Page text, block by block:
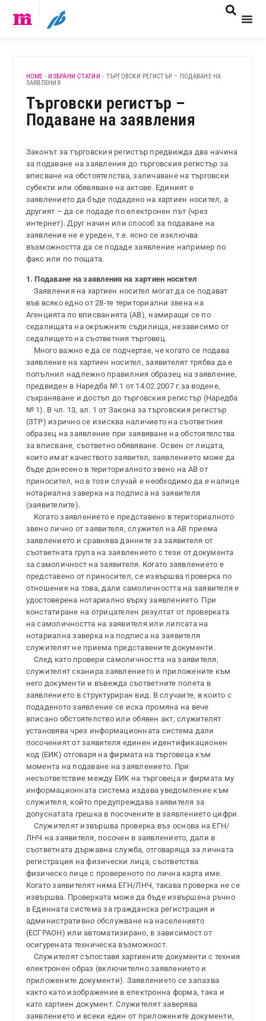
HOME - ИЗБРАНИ СТАТИИ - ТЪРГОВСКИ РЕГИСТЪР – ПОДАВАНЕ НА
ЗАЯВЛЕНИЯ
Търговски регистър –
Подаване на заявления
Законът за търговския регистър предвижда два начина
за подаване на заявления до търговския регистър за
вписване на обстоятелства, заличаване на търговски
субекти или обявяване на актове. Единият е
заявлението да бъде подадено на хартиен носител, а
другият – да се подаде по електронен път (чрез
интернет). Друг начин или способ за подаване на
заявление не е уреден, т.е. ясно се изключва
възможността да се подаде заявление например по
факс или по пощата.
1. Подаване на заявления на хартиен носител
Заявления на хартиен носител могат да се подават
във всяко едно от 28-те териториални звена на
Агенцията по вписванията (АВ), намиращи се по
седалищата на окръжните съдилища, независимо от
седалището на съответния търговец.
Много важно е да се подчертае, че когато се подава
заявление на хартиен носител, заявителят трябва да е
попълнил надлежно правилния образец на заявление,
предвиден в Наредба № 1 от 14.02.2007 г.за водене,
съхраняване и достъп до търговския регистър (Наредба
№ 1). В чл. 13, ал. 1 от Закона за търговския регистър
(ЗТР) изрично се изисква наличието на съответния
образец на заявление при заявяване на обстоятелства
за вписване, съответно обявяване. Освен от лицата,
които имат качеството заявител, заявлението може да
бъде донесено в териториалното звено на АВ от
приносител, но в този случай е необходимо да е налице
нотариална заверка на подписа на заявителя
(заявителите).
Когато заявлението е представено в териториалното
звено лично от заявителя, служител на АВ приема
заявлението и сравнява данните за заявителя от
съответната група на заявлението с тези от документа
за самоличност на заявителя. Когато заявлението е
представено от приносител, се извършва проверка по
отношение на това, дали самоличността на заявителя е
удостоверена нотариално върху заявлението. При
констатиране на отрицателен резултат от проверката
на самоличността на заявителя или липсата на
нотариална заверка на подписа на заявителя
служителят не приема представените документи.
След като провери самоличността на заявителя,
служителят сканира заявлението и приложените към
него документи и въвежда съответните полета в
заявлението в структуриран вид. В случаите, в които с
подаденото заявление се иска промяна на вече
вписано обстоятелство или обявен акт, служителят
установява чрез информационната система дали
посоченият от заявителя единен идентификационен
код (ЕИК) отговаря на фирмата на търговеца към
момента на подаване на заявлението. При
несъответствие между ЕИК на търговеца и фирмата му
информационната система издава уведомление към
служителя, който предупреждава заявителя за
допуснатата грешка в посочените в заявлението цифри.
Служителят извършва проверка въз основа на ЕГН/
ЛНЧ на заявителя, посочен в заявлението, дали в
съответната държавна служба, отговаряща за личната
регистрация на физически лица, съответства
физическо лице с провереното по лична карта име.
Когато заявителят няма ЕГН/ЛНЧ, такава проверка не се
извършва. Проверката може да бъде извършена ръчно
в Единната система за гражданска регистрация и
административно обслужване на населението
(ЕСГРАОН) или автоматизирано, в зависимост от
осигурената техническа възможност.
Служителят съпоставя хартиените документи с техния
електронен образ (включително заявлението и
приложените документи). Заявлението се запазва
както като изображение в електронна форма, така и
като хартиен документ. Служителят заверява
заявлението и всеки един от приложените документи,